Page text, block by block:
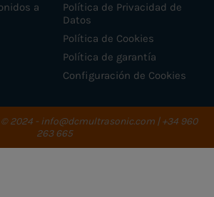
a
Política de Privacidad de
Datos
Política de Cookies
Política de garantía
Configuración de Cookies
2024 - info@dcmultrasonic.com | +34 960
263 665